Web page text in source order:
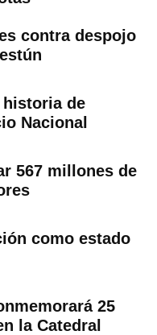
contra despojo
de
Nacional
567 millones de
como estado
25
la Catedral